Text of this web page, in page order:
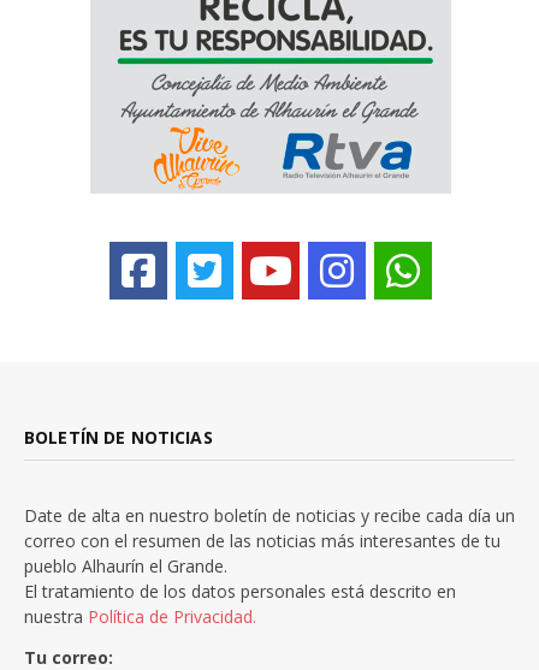
BOLETÍN DE NOTICIAS
Date de alta en nuestro boletín de noticias y recibe cada día un
correo con el resumen de las noticias más interesantes de tu
pueblo Alhaurín el Grande.
El tratamiento de los datos personales está descrito en
nuestra Política de Privacidad.
Tu correo: